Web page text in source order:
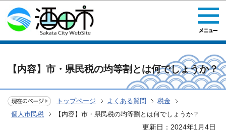
このページの本文へ移動
【内容】市・県民税の均等割とは何でしょうか？
トップページ よくある質問
税金
個人市民税
【内容】市・県民税の均等割とは何でしょうか？
更新日：2024年1月4日